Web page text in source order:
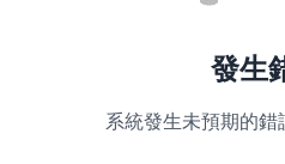
發生
系統發生未預期的錯